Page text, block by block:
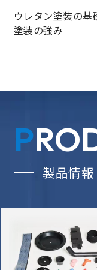
ウレタン塗装の
塗装の強み
製品情報